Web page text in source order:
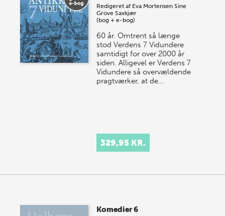
Redigeret af Eva Mortensen Sine
Grove Saxkjær
(bog + e-bog)
60 år. Omtrent så længe
stod Verdens 7 Vidundere
samtidigt for over 2000 år
siden. Alligevel er Verdens 7
Vidundere så overvældende
pragtværker, at de…
329,95 KR.
Komedier 6